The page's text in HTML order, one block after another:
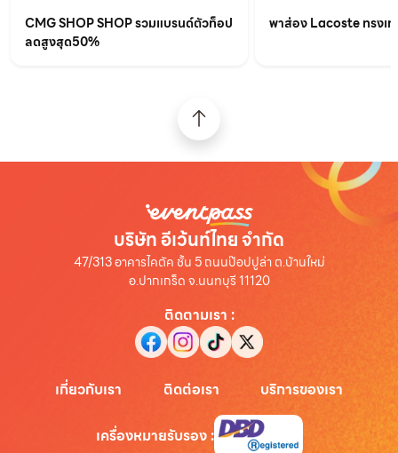
CMG SHOP SHOP รวมแบรนด์ตัวท็อป
ลดสูงสุด50%
พาส่อง Lacoste ทรงเ
บริษัท อีเว้นท์ไทย จำกัด
47/313 อาคารไคตัค ชั้น 5 ถนนป๊อปปูล่า ต.บ้านใหม่
อ.ปากเกร็ด จ.นนทบุรี 11120
ติดตามเรา :
เกี่ยวกับเรา ติดต่อเรา บริการของเรา
เครื่องหมายรับรอง: